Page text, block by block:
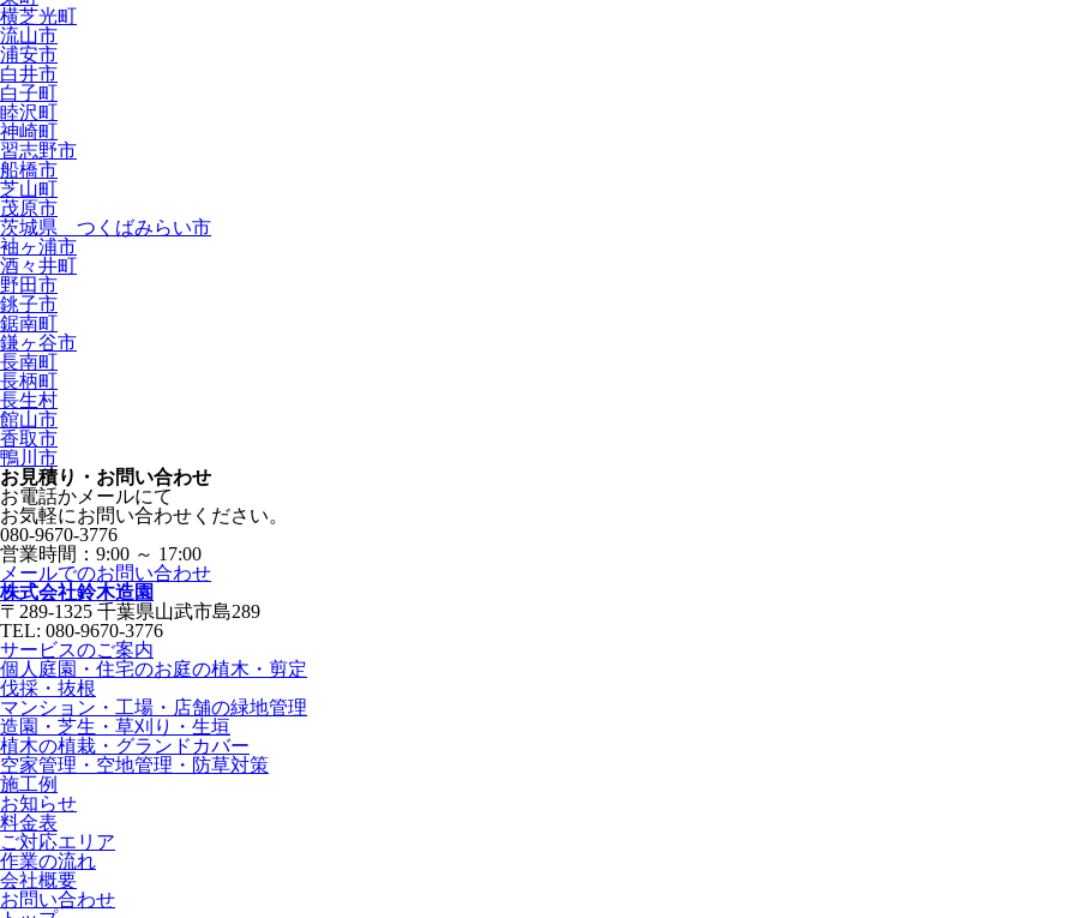
横芝光町
流山市
浦安市
白井市
白子町
睦沢町
神崎町
習志野市
船橋市
芝山町
茂原市
茨城県 つくばみらい市
袖ヶ浦市
酒々井町
野田市
銚子市
鋸南町
鎌ヶ谷市
長南町
長柄町
長生村
館山市
香取市
鴨川市
お見積り・お問い合わせ
お電話かメールにて
お気軽にお問い合わせください。
080-9670-3776
営業時間：9:00 ～ 17:00
メールでのお問い合わせ
株式会社鈴木造園
〒289-1325 千葉県山武市島289
TEL: 080-9670-3776
サービスのご案内
個人庭園・住宅のお庭の植木・剪定
伐採・抜根
マンション・工場・店舗の緑地管理
造園・芝生・草刈り・生垣
植木の植栽・グランドカバー
空家管理・空地管理・防草対策
施工例
お知らせ
料金表
ご対応エリア
作業の流れ
会社概要
お問い合わせ